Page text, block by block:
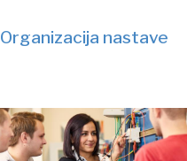
Organizacija nastave